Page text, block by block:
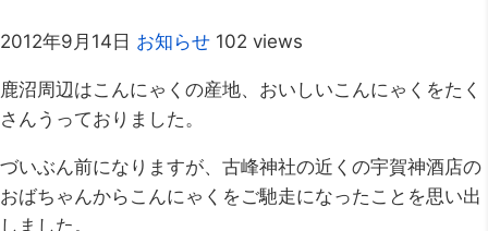
2012年9月14日 お知らせ 102 views
鹿沼周辺はこんにゃくの産地、おいしいこんにゃくをたく
さんうっておりました。
づいぶん前になりますが、古峰神社の近くの宇賀神酒店の
おばちゃんからこんにゃくをご馳走になったことを思い出
しました。